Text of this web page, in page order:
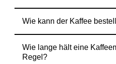
Wie kann der Kaffee
Wie lange hält eine
Regel?